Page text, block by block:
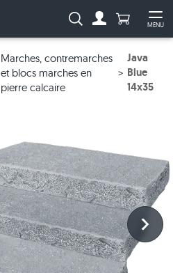
MENU
Recherche :Anzahl
Marches, contremarches
et blocs marches en
pierre calcaire
Java
Blue
14x35